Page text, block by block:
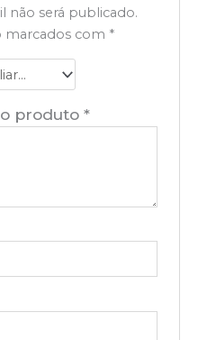
não será publicado.
marcados com *
o produto*